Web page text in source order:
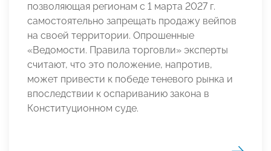
позволяющая регионам с 1 марта 2027 г.
самостоятельно запрещать продажу вейпов
на своей территории. Опрошенные
«Ведомости. Правила торговли» эксперты
считают, что это положение, напротив,
может привести к победе теневого рынка и
впоследствии к оспариванию закона в
Конституционном суде.